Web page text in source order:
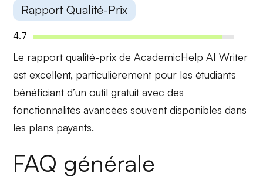
Rapport Qualité-Prix
4.7
Le rapport qualité-prix de AcademicHelp AI Writer
est excellent, particulièrement pour les étudiants
bénéficiant d’un outil gratuit avec des
fonctionnalités avancées souvent disponibles dans
les plans payants.
FAQ générale